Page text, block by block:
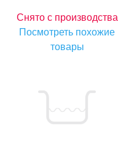
Снято с производства
Посмотреть похожие
товары